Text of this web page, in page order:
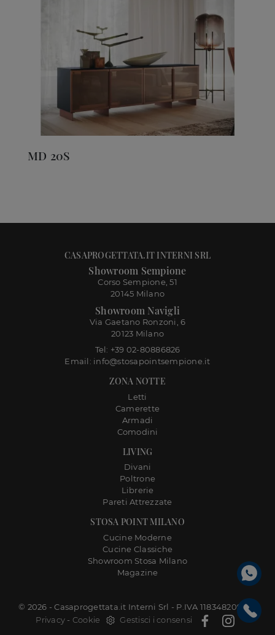
MD 20S
STOSA POINT MILANO
Cucine Moderne
Cucine Classiche
Showroom Stosa Milano
Magazine
LIVING
Divani
Poltrone
Librerie
Pareti Attrezzate
ZONA NOTTE
Letti
Camerette
Armadi
Comodini
CASAPROGETTATA.IT INTERNI SRL
Showroom Sempione
Corso Sempione, 51
20145 Milano
Showroom Navigli
Via Gaetano Ronzoni, 6
20123 Milano
Tel: +39 02-80886826
Email: info@stosapointsempione.it
© 2026 - Casaprogettata.it Interni Srl - P.IVA 11834820968 |
Privacy - Cookie Gestisci i consensi